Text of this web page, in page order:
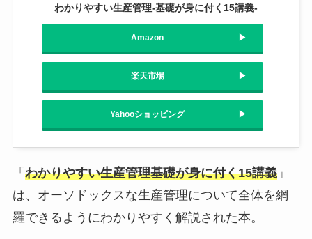
わかりやすい生産管理-基礎が身に付く15講義-
Amazon
楽天市場
Yahooショッピング
「 わかりやすい生産管理基礎が身に付く15講義」
は、オーソドックスな生産管理について全体を網
羅できるようにわかりやすく解説された本。